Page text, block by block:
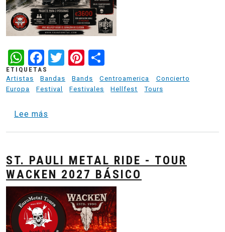
WhatsApp
Facebook
TwitterPinterest
ETIQUETAS
Artistas
Bandas Bands Centroamerica
Concierto
Europa
Festival Festivales Hellfest Tours
Lee más
ST. PAULI METAL RIDE - TOUR
WACKEN 2027 BÁSICO